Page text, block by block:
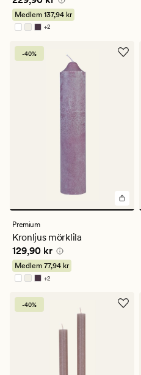
Medlem 137,94 kr
+2
Finns i fler färger
-40%
Premium
Kronljus mörklila
Pris 129,90 kr
129,90 kr
Medlem 77,94 kr
+2
Finns i fler färger
-40%